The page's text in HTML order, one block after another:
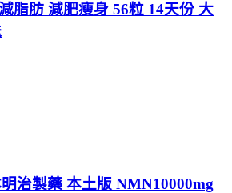
脂肪 減肥瘦身 56粒 14天份 大
明治製藥 本土版 NMN10000mg